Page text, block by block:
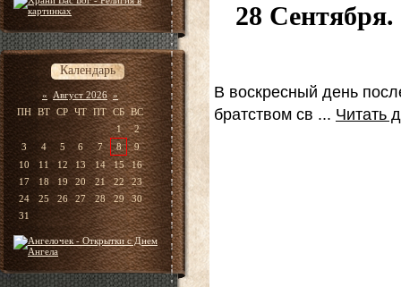
Календарь
« Август 2026 »
ПН ВТ СР ЧТ ПТ СБ ВС
1
2
3
4 5 6 7 8
9
10
11 12 13 14 15
16
17
18 19 20 21 22
23
24
25 26 27 28 29
30
31
28 Сентября.
В воскресный день
братством св ... Читать